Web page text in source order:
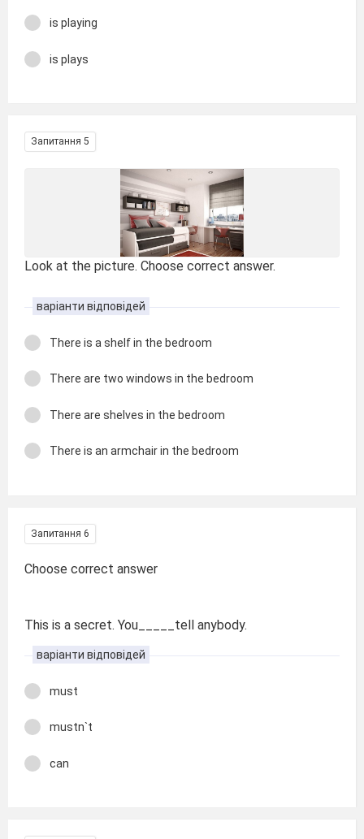
is playing
is plays
Запитання 5
Look at the picture. Choose correct answer.
варіанти відповідей
There is a shelf in the bedroom
There are two windows in the bedroom
There are shelves in the bedroom
There is an armchair in the bedroom
Запитання 6
Choose correct answer
This is a secret. You_____tell anybody.
варіанти відповідей
must
mustn`t
can